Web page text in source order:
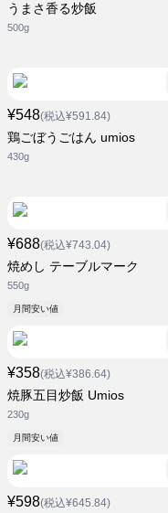
うまさ香る炒飯
500g
¥548(税込¥591.84)
鶏ごぼうごはん umios
430g
¥688(税込¥743.04)
焼めし テーブルマーク
550g
月間安い値
¥358(税込¥386.64)
焼豚五目炒飯 Umios
230g
月間安い値
¥598(税込¥645.84)